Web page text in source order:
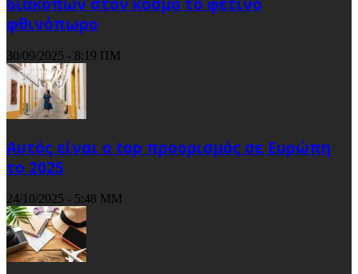
φθινόπωρο
30/09/2025 - 8:19 ΠΜ
Αυτός είναι ο top προορισμός σε Ευρώπη
το 2025
24/10/2025 - 5:48 ΜΜ